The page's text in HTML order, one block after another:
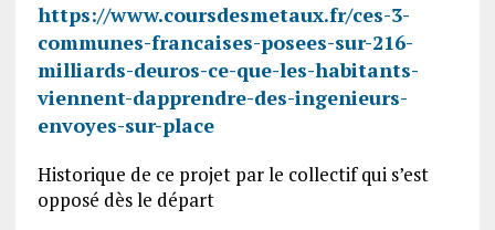
https://www.coursdesmetaux.fr/ces-3-
communes-francaises-posees-sur-216-
milliards-deuros-ce-que-les-habitants-
viennent-dapprendre-des-ingenieurs-
envoyes-sur-place
Historique de ce projet par le collectif qui s’est
opposé dès le départ